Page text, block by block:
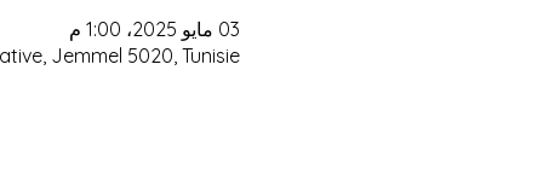
03 مايو 2025، 1:00 م
Jemmel 5020, Tunisie